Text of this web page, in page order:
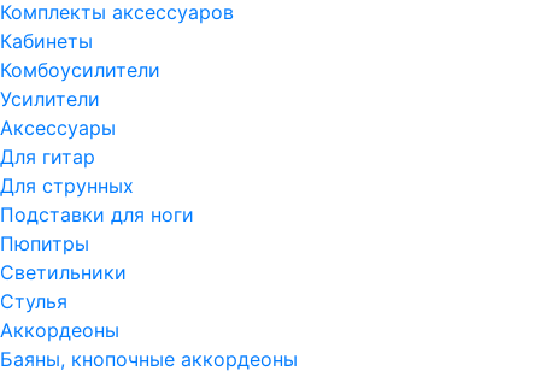
Комплекты аксессуаров
Кабинеты
Комбоусилители
Усилители
Аксессуары
Для гитар
Для струнных
Подставки для ноги
Пюпитры
Светильники
Стулья
Аккордеоны
Баяны, кнопочные аккордеоны